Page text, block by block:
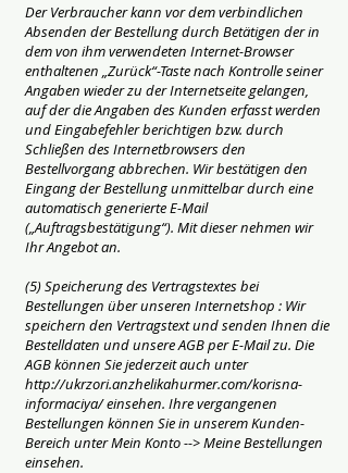
Der Verbraucher kann vor dem verbindlichen
Absenden der Bestellung durch Betätigen der in
dem von ihm verwendeten Internet-Browser
enthaltenen „Zurück“-Taste nach Kontrolle seiner
Angaben wieder zu der Internetseite gelangen,
auf der die Angaben des Kunden erfasst werden
und Eingabefehler berichtigen bzw. durch
Schließen des Internetbrowsers den
Bestellvorgang abbrechen. Wir bestätigen den
Eingang der Bestellung unmittelbar durch eine
automatisch generierte E-Mail
(„Auftragsbestätigung“). Mit dieser nehmen wir
Ihr Angebot an.
(5) Speicherung des Vertragstextes bei
Bestellungen über unseren Internetshop : Wir
speichern den Vertragstext und senden Ihnen die
Bestelldaten und unsere AGB per E-Mail zu. Die
AGB können Sie jederzeit auch unter
http://ukrzori.anzhelikahurmer.com/korisna-
informaciya/ einsehen. Ihre vergangenen
Bestellungen können Sie in unserem Kunden-
Bereich unter Mein Konto --> Meine Bestellungen
einsehen.